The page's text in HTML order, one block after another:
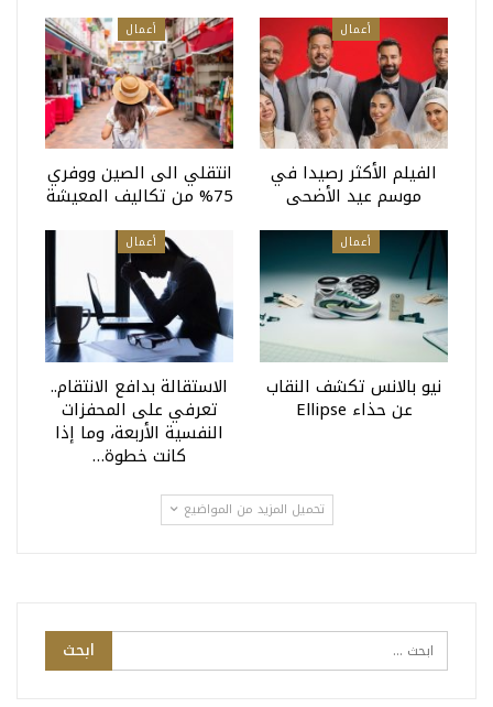
أعمال
الفيلم الأكثر رصيدا في
موسم عيد الأضحى
أعمال
انتقلي الى الصين ووفري
75% من تكاليف المعيشة
أعمال
نيو بالانس تكشف النقاب
عن حذاء Ellipse
أعمال
الاستقالة بدافع الانتقام..
تعرفي على المحفزات
النفسية الأربعة، وما إذا
كانت خطوة…
تحميل المزيد من المواضيع